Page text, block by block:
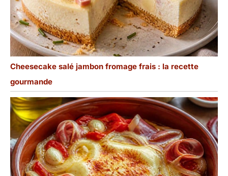
Cheesecake salé jambon fromage frais : la recette
gourmande